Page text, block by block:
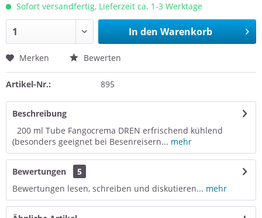
Sofort versandfertig, Lieferzeit ca. 1-3 Werktage
In den Warenkorb
Merken Bewerten
Artikel-Nr.: 895
Beschreibung
200 ml Tube Fangocrema DREN erfrischend kühlend
(besonders geeignet bei Besenreisern... mehr
Bewertungen
5
Bewertungen lesen, schreiben und diskutieren... mehr